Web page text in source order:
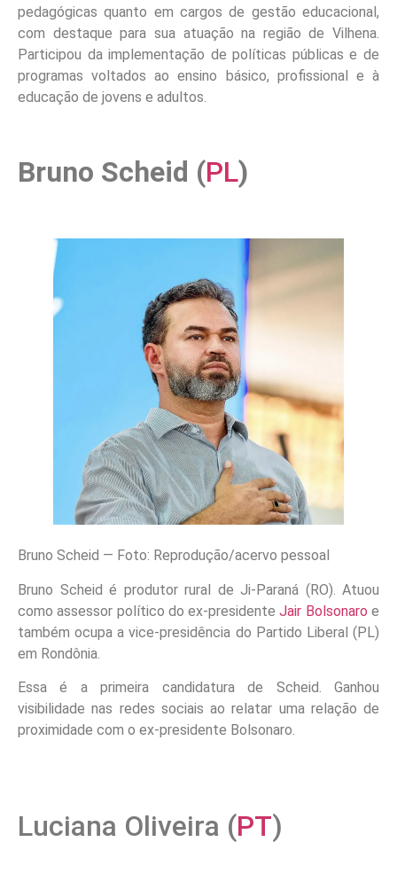
pedagógicas quanto em cargos de gestão educacional,
com destaque para sua atuação na região de Vilhena.
Participou da implementação de políticas públicas e de
programas voltados ao ensino básico, profissional e à
educação de jovens e adultos.
Bruno Scheid (PL)
Bruno Scheid — Foto: Reprodução/acervo pessoal
Bruno Scheid é produtor rural de Ji-Paraná (RO). Atuou
como assessor político do ex-presidenteJair Bolsonaro e
também ocupa a vice-presidência do Partido Liberal (PL)
em Rondônia.
Essa é a primeira candidatura de Scheid. Ganhou
visibilidade nas redes sociais ao relatar uma relação de
proximidade com o ex-presidente Bolsonaro.
Luciana Oliveira (PT)